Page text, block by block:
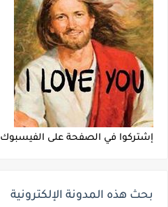
إشتركوا في الصفحة على الفيسبوك
بحث هذه المدونة الإلكترونية